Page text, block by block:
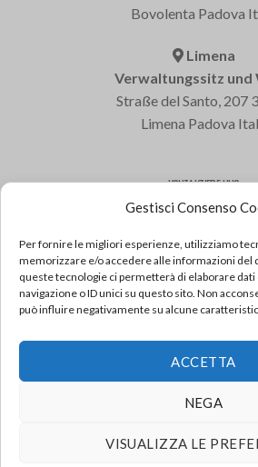
Gestisci Consenso
Per fornire le migliori esperienze, utilizziamo
memorizzare e/o accedere alle informazioni del
queste tecnologie ci permetterà di elaborare
navigazione o ID unici su questo sito. Non
può influire negativamente su alcune
ACCETTA
NEGA
VISUALIZZA LE
Bovolenta Padova
Limena
Verwaltungssitz und
Straße del Santo, 207
Limena Padova
KONTAKTIERE UNS
Varem S.p.a.
Tel: +39 049
Fax: +39 049
Email:
Sehen Sie die meistgestellten
GEHEN SIE ZUM FAQ